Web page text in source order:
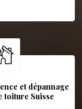
et dépannage
toiture Suisse